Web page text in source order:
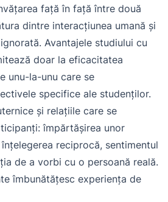
față în față între două
dintre interacțiunea umană și
Avantajele studiului cu
doar la eficacitatea
unu-la-unu care se
specifice ale studenților.
și relațiile care se
împărtășirea unor
reciprocă, sentimentul
de a vorbi cu o persoană reală.
îmbunătățesc experiența de